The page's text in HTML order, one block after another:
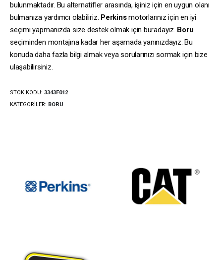
bulunmaktadır. Bu alternatifler arasında, işiniz için en uygun olanı
bulmanıza yardımcı olabiliriz. Perkinsmotorlarınız için en iyi
seçimi yapmanızda size destek olmak için buradayız. Boru
seçiminden montajına kadar her aşamada yanınızdayız. Bu
konuda daha fazla bilgi almak veya sorularınızı sormak için bize
ulaşabilirsiniz.
STOK KODU: 3343F012
KATEGORILER: BORU